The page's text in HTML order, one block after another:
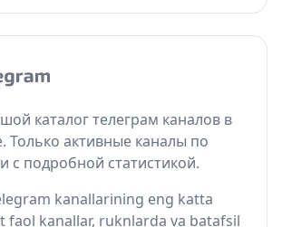
каталог телеграм каналов в
Только активные каналы по
с подробной статистикой.
kanallarining eng katta
faol kanallar, ruknlarda va batafsil